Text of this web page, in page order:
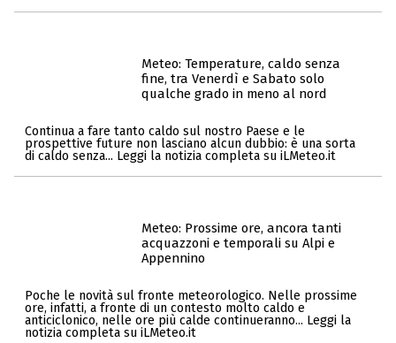
Meteo: Temperature, caldo senza
fine, tra Venerdì e Sabato solo
qualche grado in meno al nord
Continua a fare tanto caldo sul nostro Paese e le
prospettive future non lasciano alcun dubbio: è una sorta
di caldo senza... Leggi la notizia completa su iLMeteo.it
Meteo: Prossime ore, ancora tanti
acquazzoni e temporali su Alpi e
Appennino
Poche le novità sul fronte meteorologico. Nelle prossime
ore, infatti, a fronte di un contesto molto caldo e
anticiclonico, nelle ore più calde continueranno... Leggi la
notizia completa su iLMeteo.it